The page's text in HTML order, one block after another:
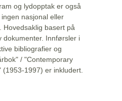
og lydopptak er også
nasjonal eller
Hovedsaklig basert på
Innførsler i
bibliografier og
/ "Contemporary
1997) er inkludert.